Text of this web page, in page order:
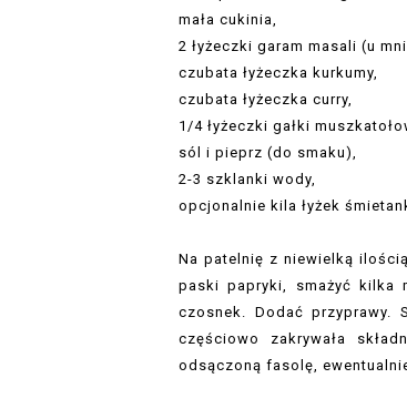
mała cukinia,
2 łyżeczki garam masali (u
czubata łyżeczka kurkumy,
czubata łyżeczka curry,
1/4 łyżeczki gałki
sól i pieprz (do smaku),
2-3 szklanki wody,
opcjonalnie kila łyżek
Na patelnię z niewielką
paski papryki, smażyć kilka
czosnek. Dodać przyprawy.
częściowo zakrywała
odsączoną fasolę,